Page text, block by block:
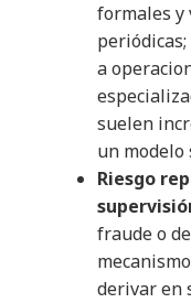
formales y
a
suelen
un modelo
Riesgo
fraude o
derivar en